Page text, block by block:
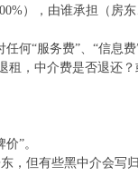
），由谁承担（房东
何“服务费”、“信息费
租，中介费是否退还
”。
，但有些黑中介会写